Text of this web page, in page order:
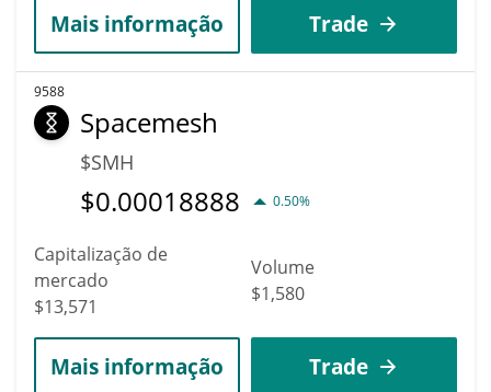
Mais informação Trade
9588
Spacemesh
$SMH
$0.00018888 0.50%
Capitalização de
mercado
$13,571
Volume
$1,580
Mais informação Trade